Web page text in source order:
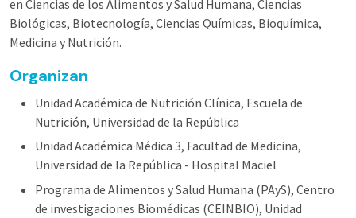
en Ciencias de los Alimentos y Salud Humana, Ciencias
Biológicas, Biotecnología, Ciencias Químicas, Bioquímica,
Medicina y Nutrición.
Organizan
Unidad Académica de Nutrición Clínica, Escuela de
Nutrición, Universidad de la República
Unidad Académica Médica 3, Facultad de Medicina,
Universidad de la República - Hospital Maciel
Programa de Alimentos y Salud Humana (PAyS), Centro
de investigaciones Biomédicas (CEINBIO), Unidad